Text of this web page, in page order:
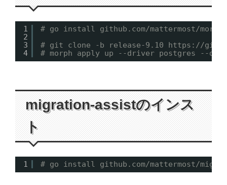
1
2
3
4
# go install github.com/mattermost/morph/
# git clone -b release-9.10 https://
# morph apply up --driver postgres --dsn
migration-assistのインス
ト
1 # go install github.com/mattermost/